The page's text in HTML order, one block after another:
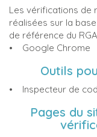
Les vérifications de
réalisées sur la
de référence du
• Google Chrome
Outils
• Inspecteur de
Pages du